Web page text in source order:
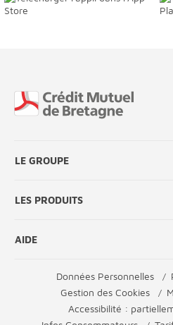
LE GROUPE
LES PRODUITS
AIDE
Données Personnelles
Gestion des Cookies
Accessibilité :
Fin de page